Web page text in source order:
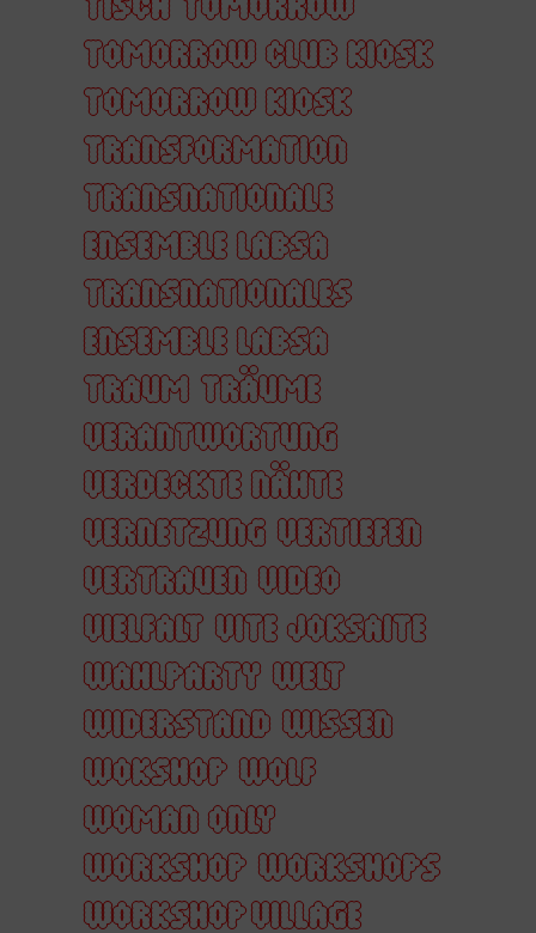
TOMORROW CLUB KIOSK
TOMORROW KIOSK
TRANSFORMATION
TRANSNATIONALE
ENSEMBLE LABSA
TRANSNATIONALES
ENSEMBLE LABSA
TRAUM TRÄUME
VERANTWORTUNG
VERDECKTE NÄHTE
VERNETZUNG VERTIEFEN
VERTRAUEN VIDEO
VIELFALT VITE JOKSAITE
WAHLPARTY WELT
WIDERSTAND WISSEN
WOKSHOP WOLF
WOMAN ONLY
WORKSHOP WORKSHOPS
WORKSHOP VILLAGE